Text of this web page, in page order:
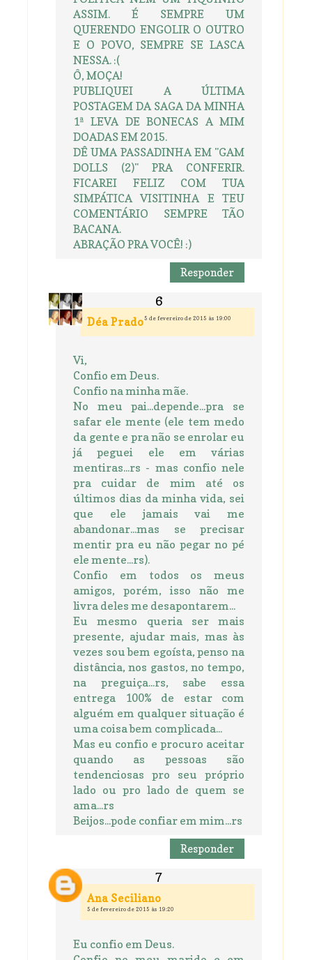
ASSIM. É SEMPRE UM
QUERENDO ENGOLIR O OUTRO
E O POVO, SEMPRE SE LASCA
NESSA. :(
Ô, MOÇA!
PUBLIQUEI A ÚLTIMA
POSTAGEM DA SAGA DA MINHA
1ª LEVA DE BONECAS A MIM
DOADAS EM 2015.
DÊ UMA PASSADINHA EM "GAM
DOLLS (2)" PRA CONFERIR.
FICAREI FELIZ COM TUA
SIMPÁTICA VISITINHA E TEU
COMENTÁRIO SEMPRE TÃO
BACANA.
ABRAÇÃO PRA VOCÊ! :)
Responder
Déa Prado5 de fevereiro de 2015 às 19:00
Vi,
Confio em Deus.
Confio na minha mãe.
No meu pai...depende...pra se
safar ele mente (ele tem medo
da gente e pra não se enrolar eu
já peguei ele em várias
mentiras...rs - mas confio nele
pra cuidar de mim até os
últimos dias da minha vida, sei
que ele jamais vai me
abandonar...mas se precisar
mentir pra eu não pegar no pé
ele mente...rs).
Confio em todos os meus
amigos, porém, isso não me
livra deles me desapontarem...
Eu mesmo queria ser mais
presente, ajudar mais, mas às
vezes sou bem egoísta, penso na
distância, nos gastos, no tempo,
na preguiça...rs, sabe essa
entrega 100% de estar com
alguém em qualquer situação é
uma coisa bem complicada...
Mas eu confio e procuro aceitar
quando as pessoas são
tendenciosas pro seu próprio
lado ou pro lado de quem se
ama...rs
Beijos...pode confiar em mim...rs
Responder
Ana Seciliano
5 de fevereiro de 2015 às 19:20
Eu confio em Deus.